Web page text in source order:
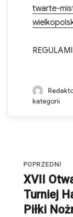
twarte-
Author
kategorii
wpisu
POPRZEDNI
Poprzedni
post:
XVII
Turniej
Piłki